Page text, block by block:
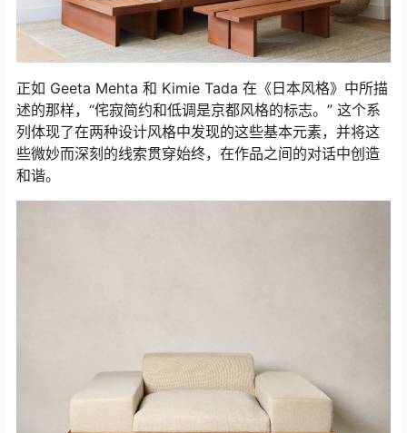
正如 Geeta Mehta 和 Kimie Tada 在《日本风格》中所描
述的那样，“侘寂简约和低调是京都风格的标志。” 这个系
列体现了在两种设计风格中发现的这些基本元素，并将这
些微妙而深刻的线索贯穿始终，在作品之间的对话中创造
和谐。